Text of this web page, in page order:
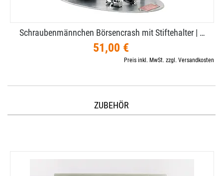
Schraubenmännchen Börsencrash mit Stiftehalter | …
51,00 €
Preis inkl. MwSt. zzgl. Versandkosten
ZUBEHÖR